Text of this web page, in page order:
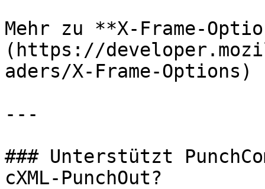
Mehr zu **X-Frame-
(https://
aders/X-Frame-Options)
---
### Unterstützt
cXML-PunchOut?